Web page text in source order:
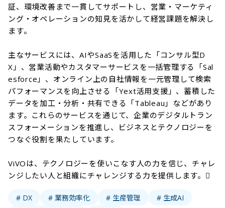
証、環境改善まで一貫してサポートし、営業・マーケティ
ング・オペレーションの知見を活かして経営課題を解決し
ます。
主なサービスには、AIやSaaSを活用した「コンサル型D
X」、営業活動やカスタマーサービスを一括管理する「Sal
esforce」、オンライン上の自社情報を一元管理して検索
パフォーマンスを向上させる「Yext活用支援」、蓄積した
データを加工・分析・共有できる「Tableau」などがあり
ます。これらのサービスを通じて、企業のデジタルトラン
スフォーメーションを推進し、ビジネスとテクノロジーを
つなぐ役割を果たしています。
ViVOは、テクノロジーを使いこなす人の力を信じ、チャレ
ンジしたい人と組織にチャレンジする力を提供します。
# DX # 業務効率化 # 生産管理
# 生成AI